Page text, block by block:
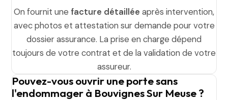
On fournit une facture détaillée après intervention,
avec photos et attestation sur demande pour votre
dossier assurance. La prise en charge dépend
toujours de votre contrat et de la validation de votre
assureur.
Pouvez-vous ouvrir une porte sans
l'endommager à Bouvignes Sur Meuse ?